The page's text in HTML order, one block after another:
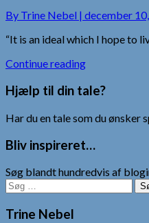
By Trine Nebel | december
“It is an ideal which I hope to
Continue reading
Hjælp til din tale?
Har du en tale som du ønsker
Bliv inspireret…
Søg blandt hundredvis af
Søg
efter:
Trine Nebel